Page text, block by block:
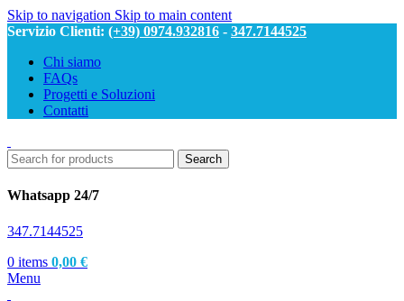
Skip to navigation Skip to main content
Servizio Clienti: (+39) 0974.932816 - 347.7144525
Chi siamo
FAQs
Progetti e Soluzioni
Contatti
Search
Whatsapp 24/7
347.7144525
0 items 0,00 €
Menu